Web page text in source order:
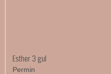
Esther 3 gul
Permin